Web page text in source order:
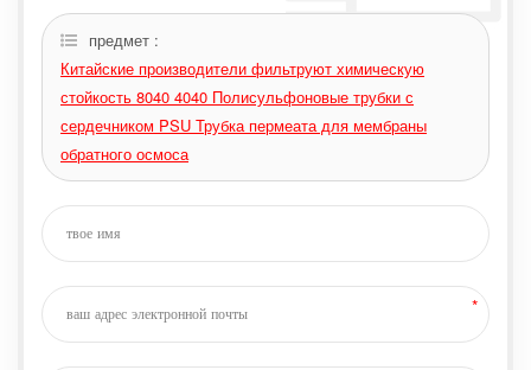
предмет :
Китайские производители фильтруют химическую
стойкость 8040 4040 Полисульфоновые трубки с
сердечником PSU Трубка пермеата для мембраны
обратного осмоса